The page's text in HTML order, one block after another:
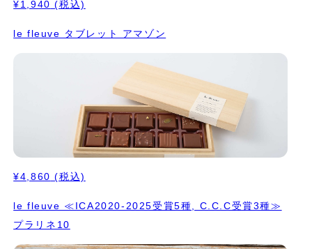
¥1,940 (税込)
le fleuve タブレット アマゾン
¥4,860 (税込)
le fleuve ≪ICA2020-2025受賞5種, C.C.C受賞3種≫
プラリネ10